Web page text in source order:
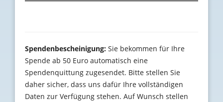
Spendenbescheinigung: Sie bekommen für Ihre
Spende ab 50 Euro automatisch eine
Spendenquittung zugesendet. Bitte stellen Sie
daher sicher, dass uns dafür Ihre vollständigen
Daten zur Verfügung stehen. Auf Wunsch stellen